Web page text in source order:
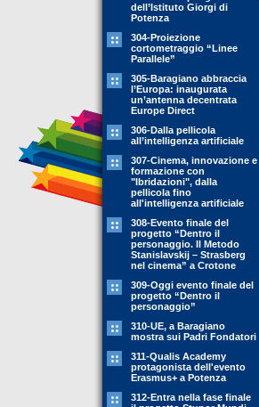
dell’Istituto Giorgi di
Potenza
304-Proiezione
cortometraggio “Linee
Parallele”
305-Baragiano abbraccia
l’Europa: inaugurata
un’antenna decentrata
Europe Direct
306-Dalla pellicola
all’intelligenza artificiale
307-Cinema, innovazione e
formazione con
"Ibridazioni", dalla
pellicola fino
all'intelligenza artificiale
308-Evento finale del
progetto “Dentro il
personaggio. Il Metodo
Stanislavskij – Strasberg
nel cinema” a Crotone
309-Oggi evento finale del
progetto “Dentro il
personaggio”
310-UE, a Baragiano
mostra sui Padri Fondatori
311-Qualis Academy
protagonista dell'evento
Erasmus+ a Potenza
312-Entra nella fase finale